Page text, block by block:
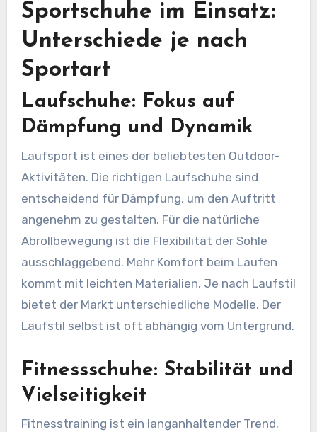
Sportschuhe im Einsatz:
Unterschiede je nach
Sportart
Laufschuhe: Fokus auf
Dämpfung und Dynamik
Laufsport ist eines der beliebtesten Outdoor-
Aktivitäten. Die richtigen Laufschuhe sind
entscheidend für Dämpfung, um den Auftritt
angenehm zu gestalten. Für die natürliche
Abrollbewegung ist die Flexibilität der Sohle
ausschlaggebend. Mehr Komfort beim Laufen
kommt mit leichten Materialien. Je nach Laufstil
bietet der Markt unterschiedliche Modelle. Der
Laufstil selbst ist oft abhängig vom Untergrund.
Fitnessschuhe: Stabilität und
Vielseitigkeit
Fitnesstraining ist ein langanhaltender Trend.